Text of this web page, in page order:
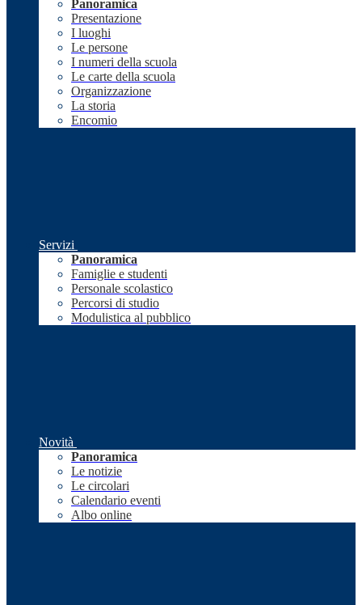
Panoramica
Presentazione
I luoghi
Le persone
I numeri della scuola
Le carte della scuola
Organizzazione
La storia
Encomio
Servizi
Panoramica
Famiglie e studenti
Personale scolastico
Percorsi di studio
Modulistica al pubblico
Novità
Panoramica
Le notizie
Le circolari
Calendario eventi
Albo online